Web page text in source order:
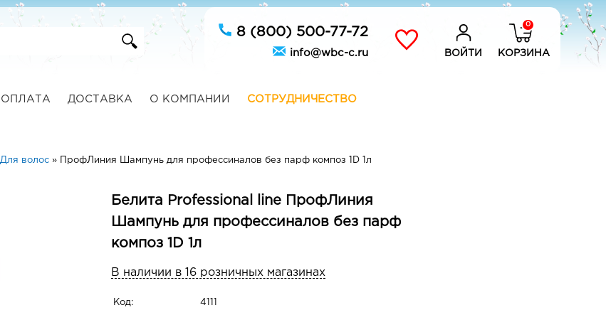
8 (800) 500-77-72
info@wbc-c.ru ВОЙТИ
0
КОРЗИНА
ОПЛАТА ДОСТАВКА О КОМПАНИИ СОТРУДНИЧЕСТВО
Для волос» ПрофЛиния Шампунь для профессиналов без парф композ 1D 1л
Белита Professional line ПрофЛиния
Шампунь для профессиналов без парф
композ 1D 1л
В наличии в 16 розничных магазинах
Код: 4111